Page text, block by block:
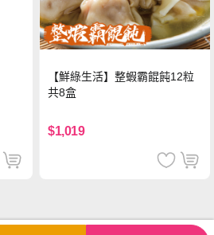
【鮮綠生活】整蝦霸餛飩12粒
共8盒
$1,019